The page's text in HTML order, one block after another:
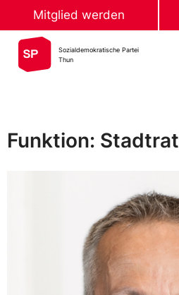
Mitglied werden
Sozialdemokratische Partei
Thun
Funktion: Stadtrat